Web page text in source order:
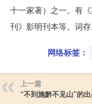
十一家著）之一。有
刊》影明刊本等。词存
网络标签：
上一篇
“不到施黔不见山”的